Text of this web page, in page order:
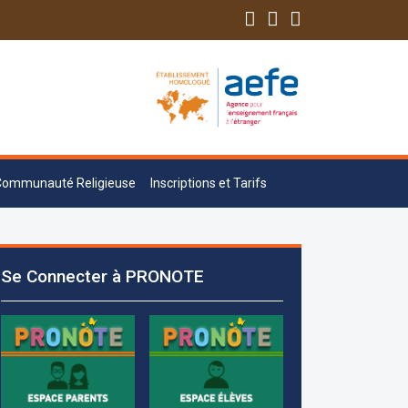
Religieuse Inscriptions et Tarifs
Se Connecter à PRONOTE
Les demandes d'inscription pour l'année
direction de l'établissement selon des
rendez-vous fixés à l’avance.
+961 25 601 171
+961 25 601 172
+961 3 669 641